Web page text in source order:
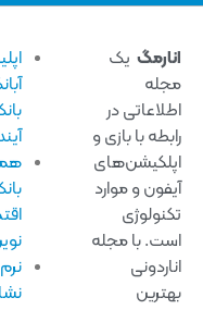
اپلیکیشن
آبانک
بانک
آینده
همراه
بانک
اقتصاد
نوین
نرم افزار
نشان
اپ
استور
آیفون
برنامه
ایفون
جاسوس